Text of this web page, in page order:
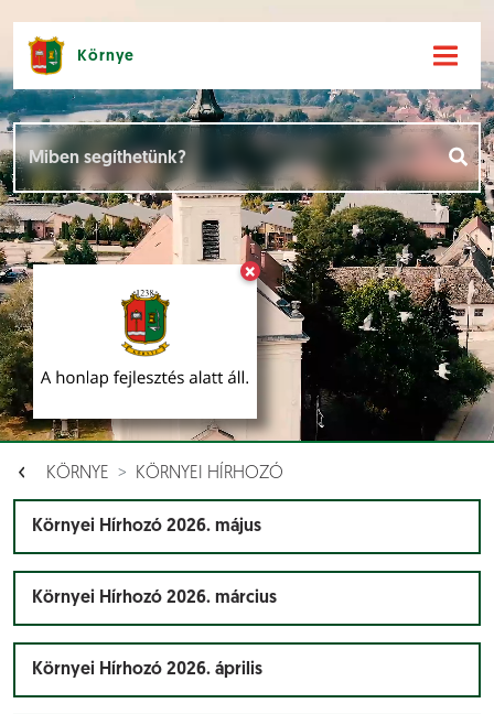
×
Környe
KÖRNYE KÖRNYEI HÍRHOZÓ
Környei Hírhozó 2026. május
Környei Hírhozó 2026. március
Környei Hírhozó 2026. április
Hírek [
Események []
Dokumentumok []
Aloldalak [ ]